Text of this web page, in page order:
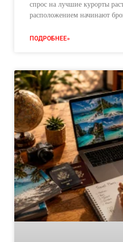
спрос на лучшие курорты
расположением начинают
ПОДРОБНЕЕ»